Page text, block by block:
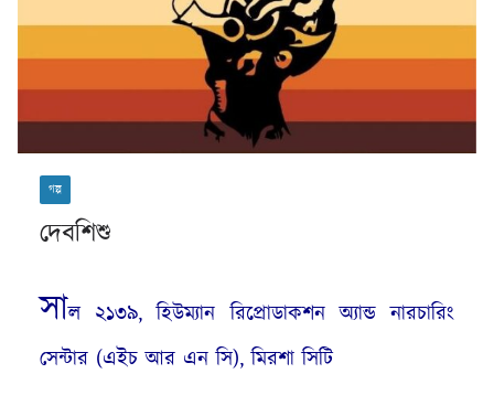
গল্প
দেবশিশু
সাল ২১৩৯, হিউম্যান রিপ্রোডাকশন অ্যান্ড নারচারিং
সেন্টার (এইচ আর এন সি), মিরশা সিটি